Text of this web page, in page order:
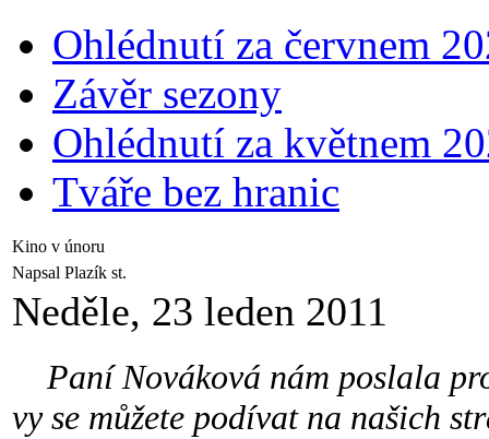
Ohlédnutí za červnem
Závěr sezony
Ohlédnutí za květnem
Tváře bez hranic
Kino v únoru
Napsal Plazík st.
Neděle, 23 leden 2011
Paní Nováková nám poslala
vy se můžete podívat na našich